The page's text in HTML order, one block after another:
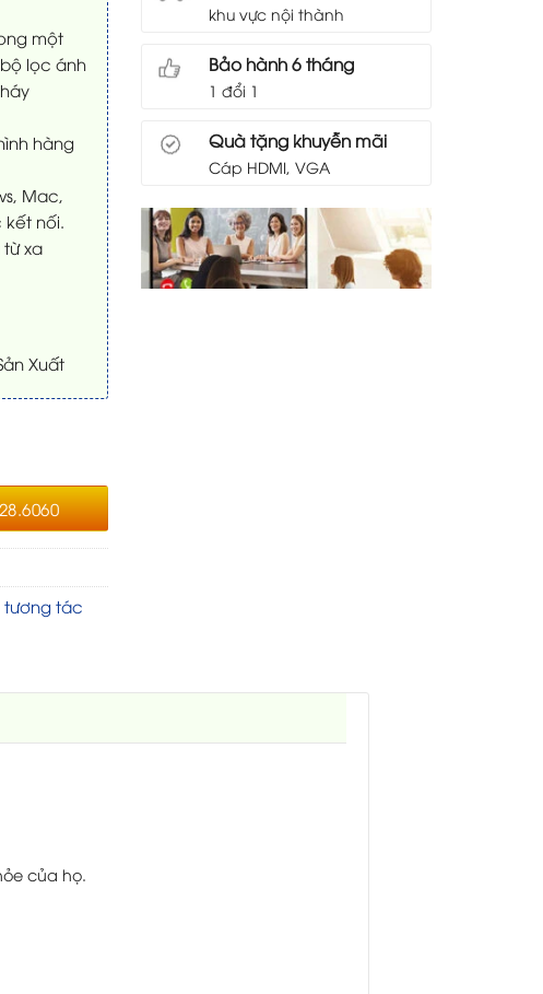
một
lọc ánh
hàng
Mac,
nối.
xa
Xuất
tương tác
khu vực nội thành
Bảo hành 6 tháng
1 đổi 1
Quà tặng khuyễn mãi
Cáp HDMI, VGA
của họ.